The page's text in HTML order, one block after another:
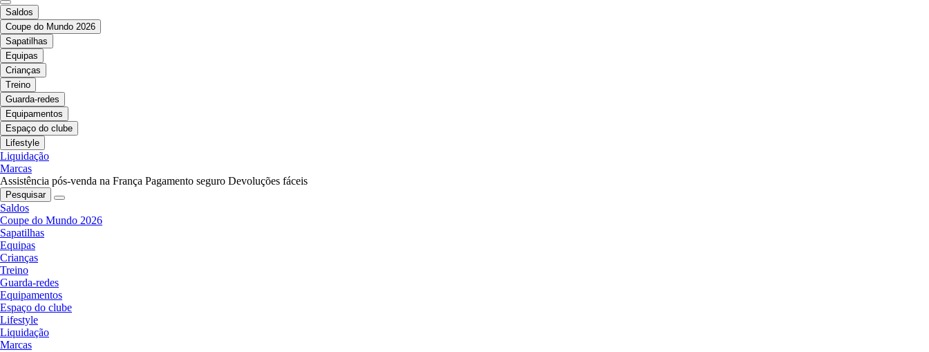
Saldos
Coupe do Mundo 2026
Sapatilhas
Equipas
Crianças
Treino
Guarda-redes
Equipamentos
Espaço do clube
Lifestyle
Liquidação
Marcas
Assistência pós-venda na França Pagamento seguro Devoluções fáceis
Pesquisar
Saldos
Coupe do Mundo 2026
Sapatilhas
Equipas
Crianças
Treino
Guarda-redes
Equipamentos
Espaço do clube
Lifestyle
Liquidação
Marcas